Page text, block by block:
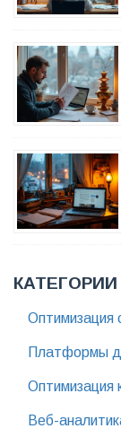
КАТЕГОРИИ
Оптимизация
Платформы
Оптимизация
Веб-